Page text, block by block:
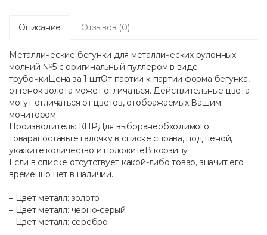
Описание Отзывов (0)
Метaллические бегунки для металлических рулонных
молний №5 с оригинальный пуллером в виде
трубочкиЦена за 1 штОт партии к партии форма бегунка,
оттенок золота может отличаться. Действительные цвета
могут отличаться от цветов, отображаемых Вашим
монитором
Производитель: КНРДля выборанеобходимого
товарапоставьте галочку в списке справа, под ценой,
укажите количество и положитеВ корзину
Если в списке отсутствует какой-либо товар, значит его
временно нет в наличии.
– Цвет металл: золото
– Цвет металл: черно-серый
– Цвет металл: серебро